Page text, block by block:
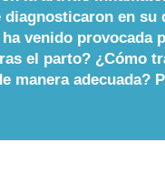
diagnosticaron en su
venido provocada
el parto? ¿Cómo
manera adecuada?